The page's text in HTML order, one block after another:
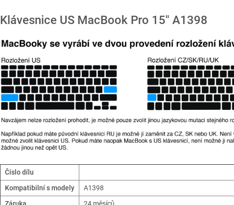
Klávesnice US MacBook Pro 15" A1398
Číslo dílu
Kompatibilní s modely
A1398
Záruka
24 měsíců